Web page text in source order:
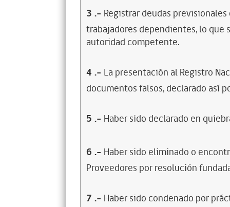
3 .- Registrar deudas
trabajadores dependientes, lo
autoridad competente.
4 .- La presentación al Registro
documentos falsos, declarado así
5 .- Haber sido declarado en
6 .- Haber sido eliminado o
Proveedores por resolución
7 .- Haber sido condenado por